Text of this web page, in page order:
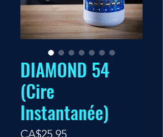
DIAMOND 54
(Cire
Instantanée)
CA$25.95Price